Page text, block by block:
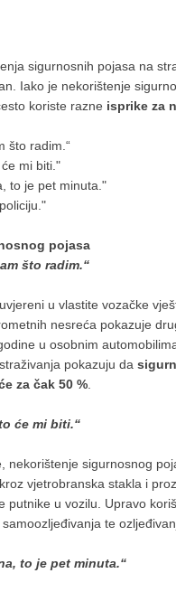
sigurnosnih pojasa na
Iako je nekorištenje
koriste razne isprike za
što radim.“
će mi biti."
to je pet minuta."
pojasa
što radim.“
u vlastite vozačke
nesreća pokazuje
u osobnim
pokazuju da
za čak 50 %
će mi biti.“
nekorištenje sigurnosnog
vjetrobranska stakla i
putnike u vozilu. Upravo
te
to je pet minuta.“